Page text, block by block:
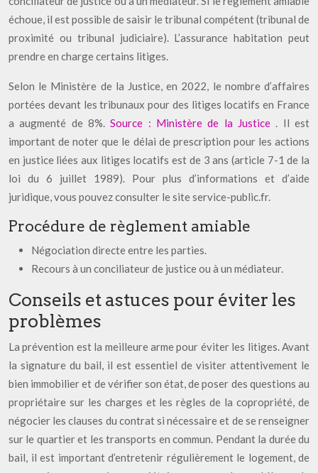
échoue, il est possible de saisir le tribunal compétent (tribunal de
proximité ou tribunal judiciaire). L’assurance habitation peut
prendre en charge certains litiges.
Selon le Ministère de la Justice, en 2022, le nombre d’affaires
portées devant les tribunaux pour des litiges locatifs en France
a augmenté de 8%.Source : Ministère de la Justice. Il est
important de noter que le délai de prescription pour les actions
en justice liées aux litiges locatifs est de 3 ans (article 7-1 de la
loi du 6 juillet 1989). Pour plus d’informations et d’aide
juridique, vous pouvez consulter le site service-public.fr.
Procédure de règlement amiable
Négociation directe entre les parties.
Recours à un conciliateur de justice ou à un médiateur.
Conseils et astuces pour éviter les
problèmes
La prévention est la meilleure arme pour éviter les litiges. Avant
la signature du bail, il est essentiel de visiter attentivement le
bien immobilier et de vérifier son état, de poser des questions au
propriétaire sur les charges et les règles de la copropriété, de
négocier les clauses du contrat si nécessaire et de se renseigner
sur le quartier et les transports en commun. Pendant la durée du
bail, il est important d’entretenir régulièrement le logement, de